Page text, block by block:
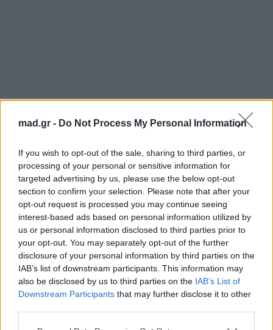
mad.gr - Do Not Process My Personal Information
If you wish to opt-out of the sale, sharing to third parties, or
processing of your personal or sensitive information for
targeted advertising by us, please use the below opt-out
section to confirm your selection. Please note that after your
opt-out request is processed you may continue seeing
interest-based ads based on personal information utilized by
us or personal information disclosed to third parties prior to
your opt-out. You may separately opt-out of the further
disclosure of your personal information by third parties on the
IAB’s list of downstream participants. This information may
also be disclosed by us to third parties on the IAB’s List of
Downstream Participants that may further disclose it to other
«Emily in Paris» στη Μύκονο: Οι 2 Ελληνίδες
που συμμετέχουν στο διεθνές cast
Κάννες 2026: Το «The Man I Love» με τον
Rami Malek συγκλονίζει και αποθεώνεται με
10λεπτο standing ovation
Για σχόλια, μηνύματα ή φωτογραφικό υλικό